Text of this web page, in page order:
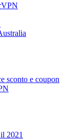
sconto e coupon
2021